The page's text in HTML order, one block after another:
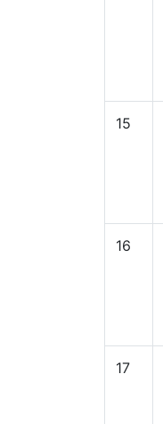
15
16
17